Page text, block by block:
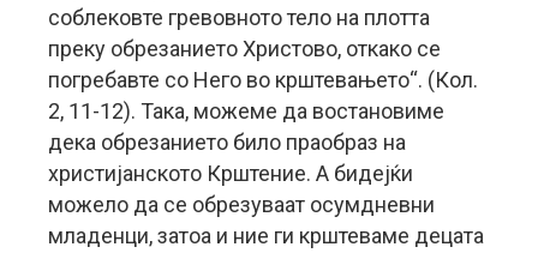
соблековте гревовното тело на плотта
преку обрезанието Христово, откако се
погребавте со Него во крштевањето“. (Кол.
2, 11-12). Така, можеме да востановиме
дека обрезанието било праобраз на
христијанското Крштение. А бидејќи
можело да се обрезуваат осумдневни
младенци, затоа и ние ги крштеваме децата